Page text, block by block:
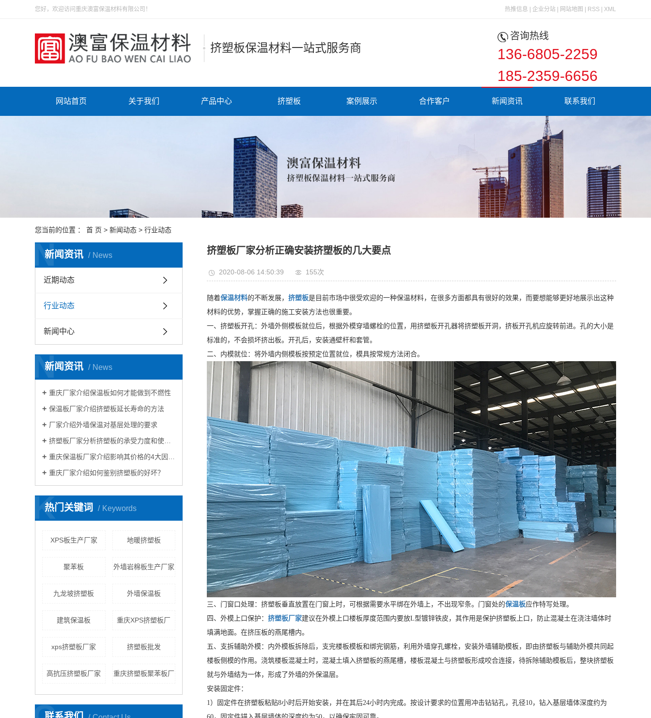
您好，欢迎访问重庆澳富保温材料有限公司！ 热推信息 企业分站 网站地图 RSS XML
挤塑板保温材料一站式服务商
咨询热线
136-6805-2259
185-2359-6656
网站首页 关于我们 产品中心 挤塑板 案例展示 合作客户 新闻资讯 联系我们
您当前的位置 ： 首 页 > 新闻动态 > 行业动态
新闻资讯 News
N
近期动态
行业动态
新闻中心
新闻资讯 News
N
重庆厂家介绍保温板如何才能做到不燃性
保温板厂家介绍挤塑板延长寿命的方法
厂家介绍外墙保温对基层处理的要求
挤塑板厂家分析挤塑板的承受力度和使用？
重庆保温板厂家介绍影响其价格的4大因素？
重庆厂家介绍如何鉴别挤塑板的好坏？
热门关键词 Keywords
K
XPS板生产厂家 地暖挤塑板
聚苯板 外墙岩棉板生产厂家
九龙坡挤塑板 外墙保温板
建筑保温板 重庆XPS挤塑板厂
xps挤塑板厂家 挤塑板批发
高抗压挤塑板厂家 重庆挤塑板聚苯板厂
挤塑板厂家分析正确安装挤塑板的几大要点
2020-08-06 14:50:39 155次
随着保温材料的不断发展， 挤塑板是目前市场中很受欢迎的一种保温材料，在很多方面都具有很好的效果，而要想能够更好地展示出这种
材料的优势，掌握正确的施工安装方法也很重要。
一、挤塑板开孔：外墙外侧模板就位后，根据外模穿墙螺栓的位置，用挤塑板开孔器将挤塑板开洞，挤板开孔机应旋转前进。孔的大小是
标准的，不会损坏挤出板。开孔后，安装通壁杆和套管。
二、内模就位：将外墙内侧模板按预定位置就位，模具按常规方法闭合。
三、门窗口处理：挤塑板垂直放置在门窗上时，可根据需要水平绑在外墙上，不出现窄条。门窗处的保温板应作特写处理。
四、外模上口保护： 挤塑板厂家建议在外模上口楼板厚度范围内要放L型镀锌铁皮，其作用是保护挤塑板上口，防止混凝土在浇注墙体时
填满地面。在挤压板的燕尾槽内。
五、支拆辅助外模：内外模板拆除后，支完楼板模板和绑完钢筋，利用外墙穿孔螺栓，安装外墙辅助模板，即由挤塑板与辅助外模共同起
楼板侧模的作用。浇筑楼板混凝土时，混凝土填入挤塑板的燕尾槽，楼板混凝土与挤塑板形成咬合连接，待拆除辅助模板后，整块挤塑板
就与外墙结为一体，形成了外墙的外保温层。
安装固定件：
1）固定件在挤塑板粘贴8小时后开始安装，并在其后24小时内完成。按设计要求的位置用冲击钻钻孔，孔径10，钻入基层墙体深度约为